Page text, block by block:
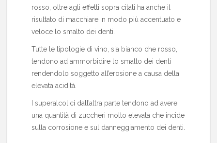
rosso, oltre agli effetti sopra citati ha anche il
risultato di macchiare in modo più accentuato e
veloce lo smalto dei denti.
Tutte le tipologie di vino, sia bianco che rosso,
tendono ad ammorbidire lo smalto dei denti
rendendolo soggetto all’erosione a causa della
elevata acidità.
I superalcolici dall’altra parte tendono ad avere
una quantità di zuccheri molto elevata che incide
sulla corrosione e sul danneggiamento dei denti.